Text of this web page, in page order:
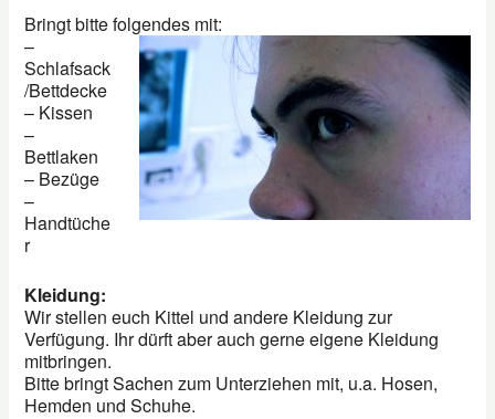
Bringt bitte folgendes mit:
–
Schlafsack
/Bettdecke
– Kissen
–
Bettlaken
– Bezüge
–
Handtüche
r
Kleidung:
Wir stellen euch Kittel und andere Kleidung zur
Verfügung. Ihr dürft aber auch gerne eigene Kleidung
mitbringen.
Bitte bringt Sachen zum Unterziehen mit, u.a. Hosen,
Hemden und Schuhe.